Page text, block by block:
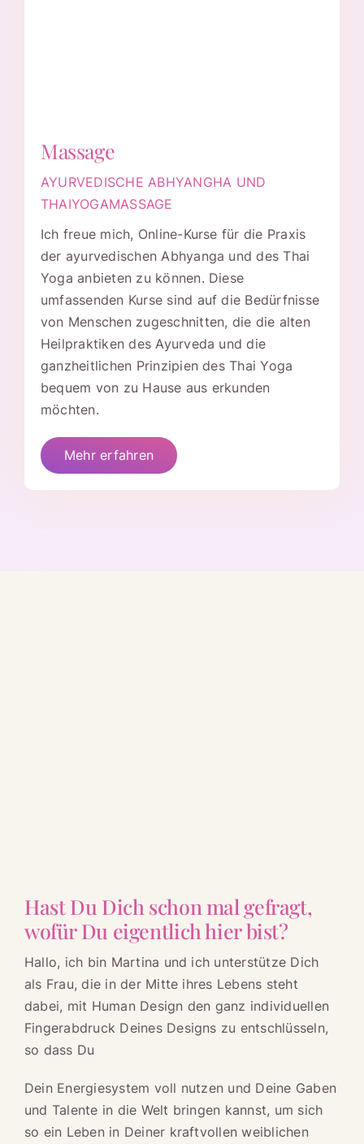
Massage
AYURVEDISCHE ABHYANGHA UND
THAIYOGAMASSAGE
Ich freue mich, Online-Kurse für die Praxis
der ayurvedischen Abhyanga und des Thai
Yoga anbieten zu können. Diese
umfassenden Kurse sind auf die Bedürfnisse
von Menschen zugeschnitten, die die alten
Heilpraktiken des Ayurveda und die
ganzheitlichen Prinzipien des Thai Yoga
bequem von zu Hause aus erkunden
möchten.
Mehr erfahren
Hast Du Dich schon mal gefragt,
wofür Du eigentlich hier bist?
Hallo, ich bin Martina und ich unterstütze Dich
als Frau, die in der Mitte ihres Lebens steht
dabei, mit Human Design den ganz individuellen
Fingerabdruck Deines Designs zu entschlüsseln,
so dass Du
Dein Energiesystem voll nutzen und Deine Gaben
und Talente in die Welt bringen kannst, um sich
so ein Leben in Deiner kraftvollen weiblichen